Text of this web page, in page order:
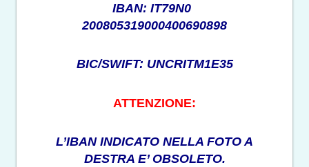
IBAN: IT79N0
200805319000400690898
BIC/SWIFT: UNCRITM1E35
ATTENZIONE:
L’IBAN INDICATO NELLA FOTO A
DESTRA E’ OBSOLETO.